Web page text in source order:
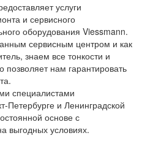
услуги
и сервисного
оборудования Viessmann.
сервисным центром и как
знаем все тонкости и
позволяет нам гарантировать
специалистами
Петербурге и Ленинградской
основе с
выгодных условиях.